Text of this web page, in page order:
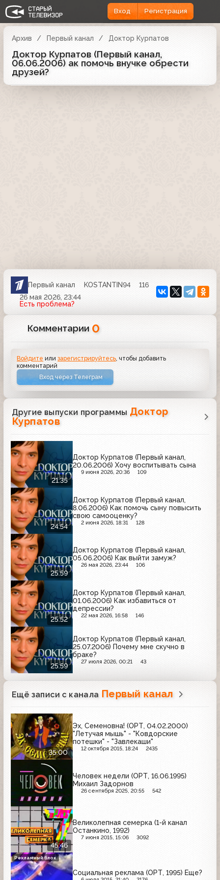
Вход Регистрация
Архив Первый канал Доктор Курпатов
Доктор Курпатов (Первый канал,
06.06.2006) ак помочь внучке обрести
друзей?
Первый канал KOSTANTIN94
116
26 мая 2026, 23:44
Есть проблема?
Комментарии 0
Войдите илизарегистрируйтесь , чтобы добавить
комментарий
Вход через Телеграм
Другие выпуски программы Доктор
Курпатов
21:35
Доктор Курпатов (Первый канал,
20.06.2006) Хочу воспитывать сына
9 июня 2026, 20:36 109
24:54
Доктор Курпатов (Первый канал,
8.06.2006) Как помочь сыну повысить
свою самооценку?
2 июня 2026, 18:31 128
25:59
Доктор Курпатов (Первый канал,
05.06.2006) Как выйти замуж?
26 мая 2026, 23:44 106
25:52
Доктор Курпатов (Первый канал,
01.06.2006) Как избавиться от
депрессии?
22 мая 2026, 16:58 146
25:59
Доктор Курпатов (Первый канал,
25.07.2006) Почему мне скучно в
браке?
27 июля 2026, 00:21 43
Ещё записи с канала Первый канал
35:00
Эх, Семеновна! (ОРТ, 04.02.2000)
"Летучая мышь" - "Ковдорские
потешки" - "Завлекаши"
12 октября 2015, 18:24 2435
Человек недели (ОРТ, 16.06.1995)
Михаил Задорнов
26 сентября 2025, 20:55 542
45:46
Великолепная семерка (1-й канал
Останкино, 1992)
7 июня 2015, 15:06 3092
Социальная реклама (ОРТ, 1995) Еще?
Рекламный блок